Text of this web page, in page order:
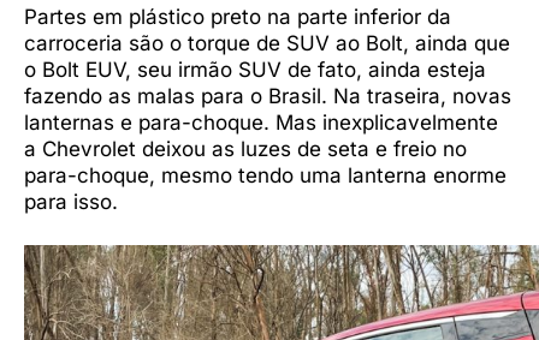
Partes em plástico preto na parte inferior da
carroceria são o torque de SUV ao Bolt, ainda que
o Bolt EUV, seu irmão SUV de fato, ainda esteja
fazendo as malas para o Brasil. Na traseira, novas
lanternas e para-choque. Mas inexplicavelmente
a Chevrolet deixou as luzes de seta e freio no
para-choque, mesmo tendo uma lanterna enorme
para isso.